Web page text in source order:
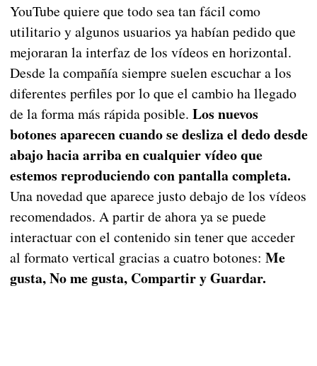
YouTube quiere que todo sea tan fácil como
utilitario y algunos usuarios ya habían pedido que
mejoraran la interfaz de los vídeos en horizontal.
Desde la compañía siempre suelen escuchar a los
diferentes perfiles por lo que el cambio ha llegado
de la forma más rápida posible. Los nuevos
botones aparecen cuando se desliza el dedo desde
abajo hacia arriba en cualquier vídeo que
estemos reproduciendo con pantalla completa.
Una novedad que aparece justo debajo de los vídeos
recomendados. A partir de ahora ya se puede
interactuar con el contenido sin tener que acceder
al formato vertical gracias a cuatro botones: Me
gusta, No me gusta, Compartir y Guardar.